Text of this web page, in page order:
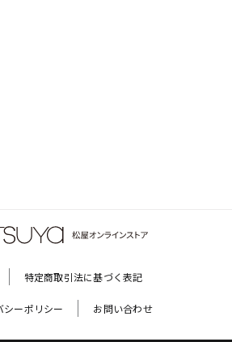
特定商取引法に基づく表記
シーポリシー お問い合わせ